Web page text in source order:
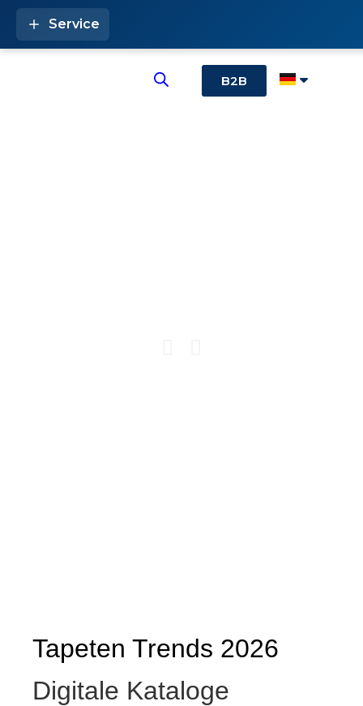
B2B
Service
Tapeten Trends 2026
Digitale Kataloge